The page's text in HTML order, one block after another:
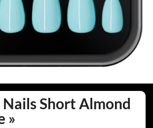
Nails Short Almond
»